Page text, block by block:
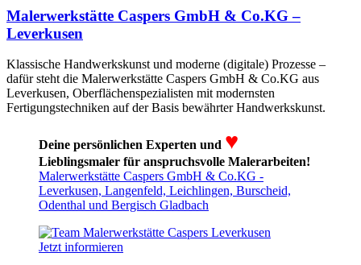
Malerwerkstätte Caspers GmbH & Co.KG –
Leverkusen
Klassische Handwerkskunst und moderne (digitale) Prozesse –
dafür steht die Malerwerkstätte Caspers GmbH & Co.KG aus
Leverkusen, Oberflächenspezialisten mit modernsten
Fertigungstechniken auf der Basis bewährter Handwerkskunst.
Deine persönlichen Experten und ♥
Lieblingsmaler für anspruchsvolle Malerarbeiten!
Malerwerkstätte Caspers GmbH & Co.KG -
Leverkusen, Langenfeld, Leichlingen, Burscheid,
Odenthal und Bergisch Gladbach
Jetzt informieren